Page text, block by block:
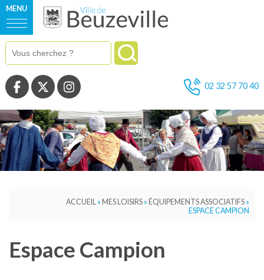
Voir la page Facebook
Voir la page Twitter
Voir la page Instagram 02 32 57 70 40
MENU
ACCUEIL » MES LOISIRS » ÉQUIPEMENTS ASSOCIATIFS »
ESPACE CAMPION
Espace Campion